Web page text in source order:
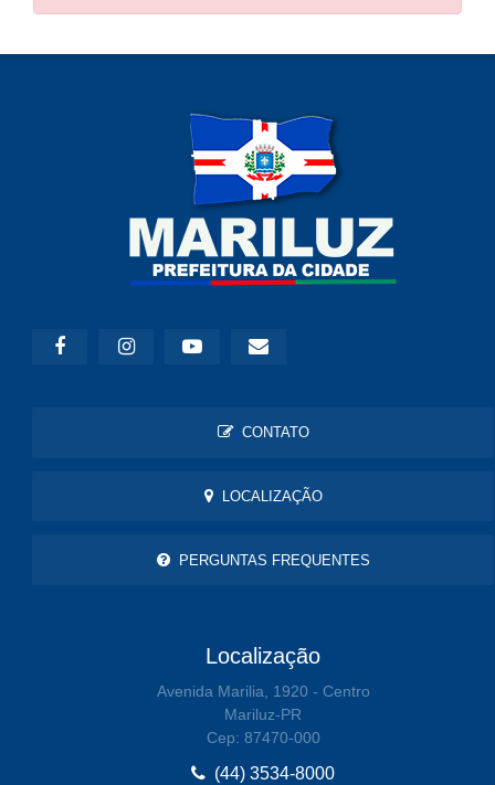
CONTATO
LOCALIZAÇÃO
PERGUNTAS FREQUENTES
Localização
Avenida Marilia, 1920 - Centro
Mariluz-PR
Cep: 87470-000
(44) 3534-8000